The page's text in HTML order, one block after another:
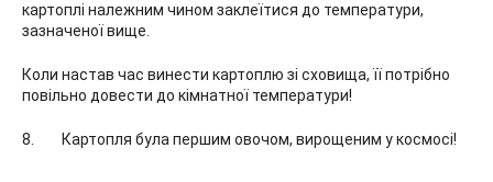
картоплі належним чином заклеїтися до температури,
зазначеної вище.
Коли настав час винести картоплю зі сховища, її потрібно
повільно довести до кімнатної температури!
Картопля була першим овочом, вирощеним у космосі!